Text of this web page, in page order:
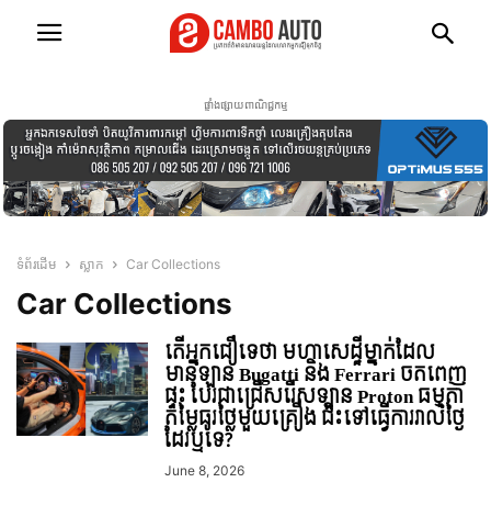
ផ្ទាំងផ្សាយពាណិជ្ជកម្ម
ទំព័រដើម ស្លាក Car Collections
Car Collections
តើអ្នកជឿទេថា មហាសេដ្ឋីម្នាក់ដែល
មានឡាន Bugatti និង Ferrari ចតពេញ
ផ្ទះ បែរជាជ្រើសរើសឡាន Proton ធម្មតា
តម្លៃធូរថ្លៃមួយគ្រឿង ជិះទៅធ្វើការរាល់ថ្ងៃ
ដែរឬទេ?
June 8, 2026